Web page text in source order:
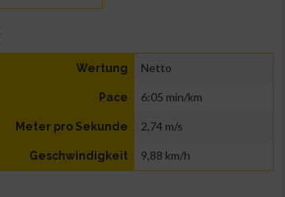
Wertung Netto
Pace 6:05 min/km
Meter pro Sekunde 2,74 m/s
Geschwindigkeit 9,88 km/h